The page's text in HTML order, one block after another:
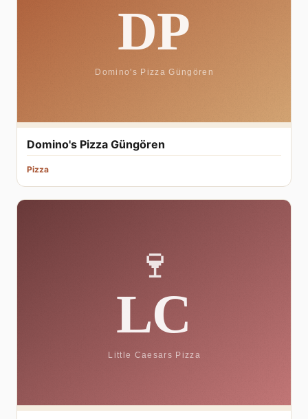
Domino's Pizza Güngören
Pizza